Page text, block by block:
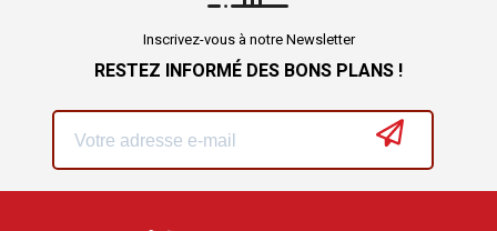
Inscrivez-vous à notre Newsletter
RESTEZ INFORMÉ DES BONS PLANS !